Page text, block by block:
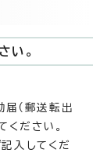
い。
届（郵送転出
ください。
入してくだ